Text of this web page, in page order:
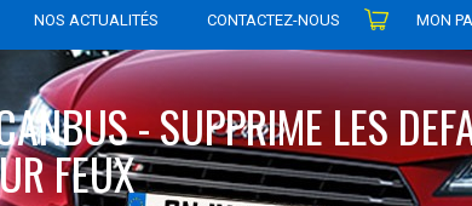
NOS ACTUALITÉS CONTACTEZ-NOUS MON
- SUPPRIME LES
FEUX